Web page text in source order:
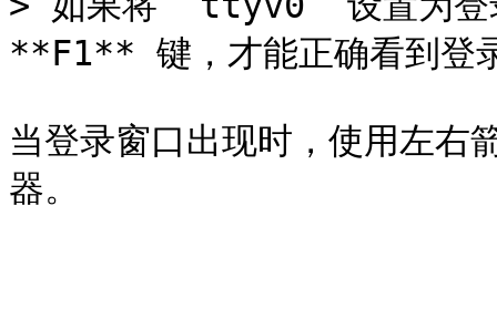
**F1** 键，才能正确看到登
当登录窗口出现时，使用左右